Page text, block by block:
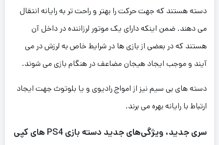
دسته هستند که جهت حرکت را بهتر و راحت تر به رایانه انتقال
می دهند. ضمن اینکه دارای یک موتور لرزاننده در داخل آن
هستند که در بعضی از بازی ها در شرایط خاص به لرزش در می
آیند و موجب ایجاد هیجان مضاعف در هنگام بازی می شوند.
دسته های بی سیم نیز از امواج رادیوی و یا بلوتوث جهت ایجاد
ارتباط با رایانه بهره می برند.
سری جدید، ویژگی‌های جدید دسته بازی PS4 های کپی